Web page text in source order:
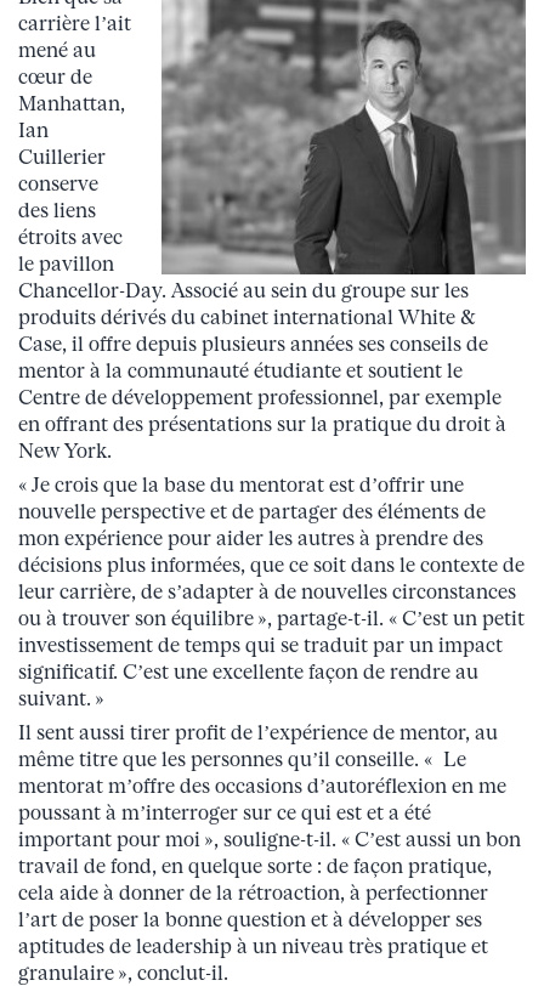
carrière l’ait
mené au
cœur de
Manhattan,
Ian
Cuillerier
conserve
des liens
étroits avec
le pavillon
Chancellor-Day. Associé au sein du groupe sur les
produits dérivés du cabinet international White &
Case, il offre depuis plusieurs années ses conseils de
mentor à la communauté étudiante et soutient le
Centre de développement professionnel, par exemple
en offrant des présentations sur la pratique du droit à
New York.
« Je crois que la base du mentorat est d’offrir une
nouvelle perspective et de partager des éléments de
mon expérience pour aider les autres à prendre des
décisions plus informées, que ce soit dans le contexte de
leur carrière, de s’adapter à de nouvelles circonstances
ou à trouver son équilibre », partage-t-il. « C’est un petit
investissement de temps qui se traduit par un impact
significatif. C’est une excellente façon de rendre au
suivant. »
Il sent aussi tirer profit de l’expérience de mentor, au
même titre que les personnes qu’il conseille. « Le
mentorat m’offre des occasions d’autoréflexion en me
poussant à m’interroger sur ce qui est et a été
important pour moi », souligne-t-il. « C’est aussi un bon
travail de fond, en quelque sorte : de façon pratique,
cela aide à donner de la rétroaction, à perfectionner
l’art de poser la bonne question et à développer ses
aptitudes de leadership à un niveau très pratique et
granulaire », conclut-il.